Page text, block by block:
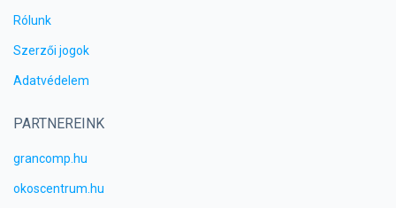
Rólunk
Szerzői jogok
Adatvédelem
PARTNEREINK
grancomp.hu
okoscentrum.hu